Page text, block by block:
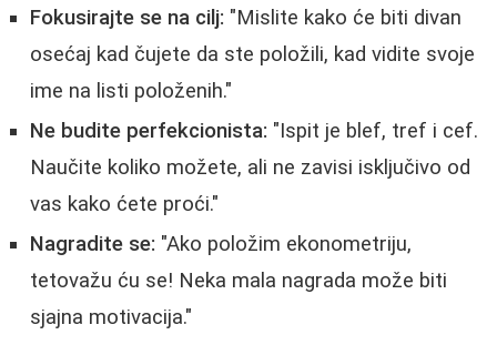
Fokusirajte se na cilj: "Mislite kako će biti divan
osećaj kad čujete da ste položili, kad vidite svoje
ime na listi položenih."
Ne budite perfekcionista: "Ispit je blef, tref i cef.
Naučite koliko možete, ali ne zavisi isključivo od
vas kako ćete proći."
Nagradite se: "Ako položim ekonometriju,
tetovažu ću se! Neka mala nagrada može biti
sjajna motivacija."